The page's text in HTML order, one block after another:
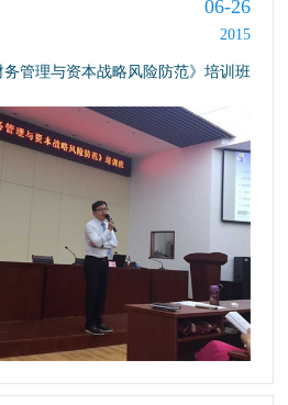
06-26
2015
管理与资本战略风险防范》培训班